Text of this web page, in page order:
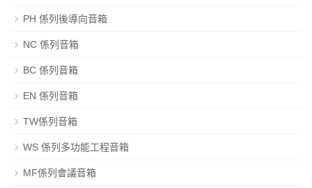
PH 係列後導向音箱
NC 係列音箱
BC 係列音箱
EN 係列音箱
TW係列音箱
WS 係列多功能工程音箱
MF係列會議音箱